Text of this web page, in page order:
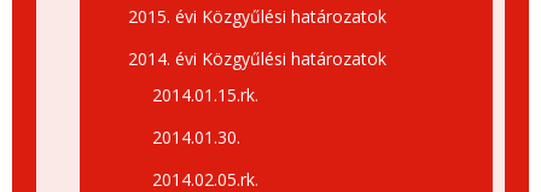
2015. évi Közgyűlési határozatok
2014. évi Közgyűlési határozatok
2014.01.15.rk.
2014.01.30.
2014.02.05.rk.